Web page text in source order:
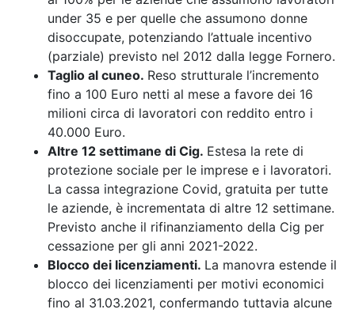
under 35 e per quelle che assumono donne
disoccupate, potenziando l’attuale incentivo
(parziale) previsto nel 2012 dalla legge Fornero.
Taglio al cuneo. Reso strutturale l’incremento
fino a 100 Euro netti al mese a favore dei 16
milioni circa di lavoratori con reddito entro i
40.000 Euro.
Altre 12 settimane di Cig. Estesa la rete di
protezione sociale per le imprese e i lavoratori.
La cassa integrazione Covid, gratuita per tutte
le aziende, è incrementata di altre 12 settimane.
Previsto anche il rifinanziamento della Cig per
cessazione per gli anni 2021-2022.
Blocco dei licenziamenti. La manovra estende il
blocco dei licenziamenti per motivi economici
fino al 31.03.2021, confermando tuttavia alcune